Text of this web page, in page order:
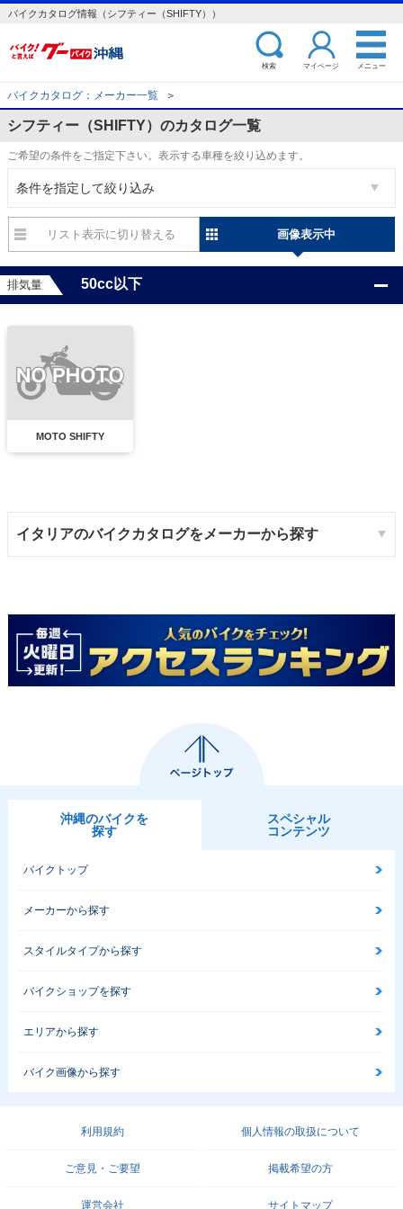
バイクカタログ情報（シフティー（SHIFTY））
検索 マイページ メニュー
バイクカタログ：メーカー一覧 ＞
シフティー（SHIFTY）のカタログ一覧
ご希望の条件をご指定下さい。表示する車種を絞り込めます。
条件を指定して絞り込み
リスト表示 画像表示
排気量 50cc以下
MOTO SHIFTY
イタリアのバイクカタログをメーカーから探す
沖縄のバイクを
探す
スペシャル
コンテンツ
バイクトップ
メーカーから探す
スタイルタイプから探す
バイクショップを探す
エリアから探す
バイク画像から探す
利用規約 個人情報の取扱について
ご意見・ご要望 掲載希望の方
運営会社 サイトマップ